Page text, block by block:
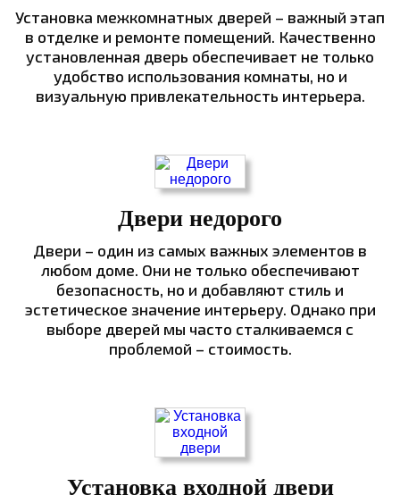
Установка межкомнатных дверей – важный этап
в отделке и ремонте помещений. Качественно
установленная дверь обеспечивает не только
удобство использования комнаты, но и
визуальную привлекательность интерьера.
Двери недорого
Двери – один из самых важных элементов в
любом доме. Они не только обеспечивают
безопасность, но и добавляют стиль и
эстетическое значение интерьеру. Однако при
выборе дверей мы часто сталкиваемся с
проблемой – стоимость.
Установка входной двери